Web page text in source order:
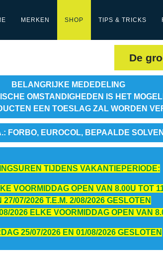
MERKEN SHOP TIPS & TRICKS
De
BELANGRIJKE MEDEDELING
OMSTANDIGHEDEN IS HET
EEN TOESLAG ZAL WORDEN
FORBO, EUROCOL, BEPAALDE
TIJDENS VAKANTIEPERIODE:
VOORMIDDAG OPEN VAN 8.00U TOT
27/07/2026 T.E.M. 2/08/2026 GESLOTEN
2026 ELKE VOORMIDDAG OPEN VAN
25/07/2026 EN 01/08/2026 GESLOTEN